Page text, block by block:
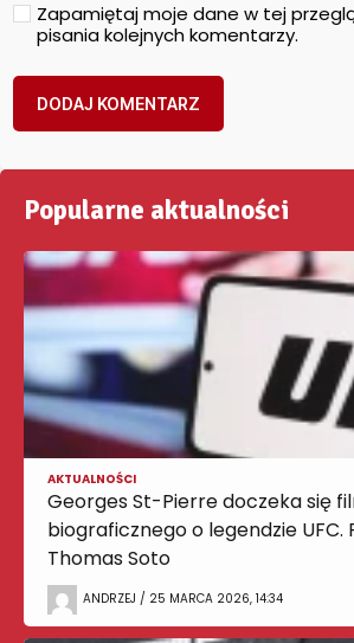
Zapamiętaj moje dane w tej
pisania kolejnych komentarzy.
Popularne aktualności
AKTUALNOŚCI
Georges St-Pierre doczeka się
biograficznego o legendzie UFC.
Thomas Soto
ANDRZEJ / 25 MARCA 2026, 14:34